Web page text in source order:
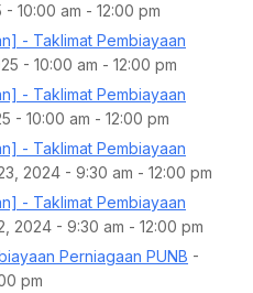
10:00 am - 12:00 pm
- Taklimat Pembiayaan
- 10:00 am - 12:00 pm
- Taklimat Pembiayaan
- 10:00 am - 12:00 pm
- Taklimat Pembiayaan
2024 - 9:30 am - 12:00 pm
- Taklimat Pembiayaan
2024 - 9:30 am - 12:00 pm
Perniagaan PUNB -
pm